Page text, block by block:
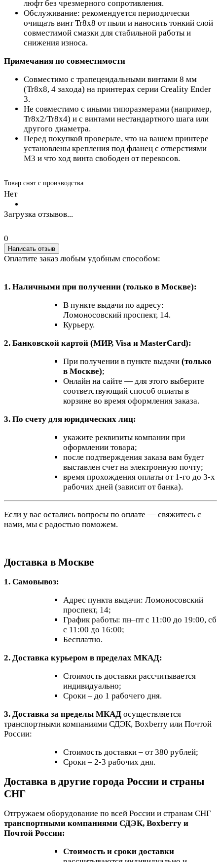
люфт без чрезмерного сопротивления.
Обслуживание: рекомендуется периодически
очищать винт Tr8x8 от пыли и наносить тонкий слой
совместимой смазки для стабильной работы и
снижения износа.
Примечания по совместимости
Совместимо с трапецеидальными винтами 8 мм
(Tr8x8, 4 захода) на принтерах серии Creality Ender
3.
Не совместимо с иными типоразмерами (например,
Tr8x2/Tr8x4) и с винтами нестандартного шага или
другого диаметра.
Перед покупкой проверьте, что на вашем принтере
установлены крепления под фланец с отверстиями
М3 и что ход винта свободен от перекосов.
Товар снят с производства
Нет
Загрузка отзывов...
0
Написать отзыв
Оплатите заказ любым удобным способом:
1. Наличными при получении (только в Москве):
В пункте выдачи по адресу:
Ломоносовский проспект, 14.
Курьеру.
2. Банковской картой (МИР, Visa и MasterCard):
При получении в пункте выдачи (только
в Москве);
Онлайн на сайте — для этого выберите
соответствующий способ оплаты в
корзине во время оформления заказа.
3. По счету для юридических лиц:
укажите реквизиты компании при
оформлении товара;
после подтверждения заказа вам будет
выставлен счет на электронную почту;
время прохождения оплаты от 1-го до 3-х
рабочих дней (зависит от банка).
Если у вас остались вопросы по оплате — свяжитесь с
нами, мы с радостью поможем.
Доставка в Москве
1. Самовывоз:
Адрес пункта выдачи: Ломоносовский
проспект, 14;
График работы: пн–пт с 11:00 до 19:00, сб
с 11:00 до 16:00;
Бесплатно.
2. Доставка курьером в пределах МКАД:
Стоимость доставки рассчитывается
индивидуально;
Сроки – до 1 рабочего дня.
3. Доставка за пределы МКАД осуществляется
транспортными компаниями СДЭК, Boxberry или Почтой
России:
Стоимость доставки – от 380 рублей;
Сроки – 2-3 рабочих дня.
Доставка в другие города России и страны
СНГ
Отгружаем оборудование по всей России и странам СНГ
транспортными компаниями СДЭК, Boxberry и
Почтой России:
Стоимость и сроки доставки